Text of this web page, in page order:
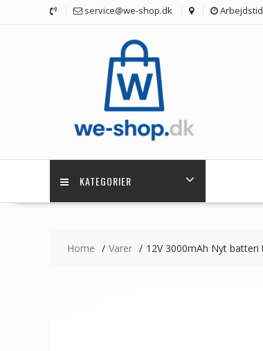
service@we-shop.dk
KATEGORIER
Home Varer 12V 3000mAh Nyt batteri